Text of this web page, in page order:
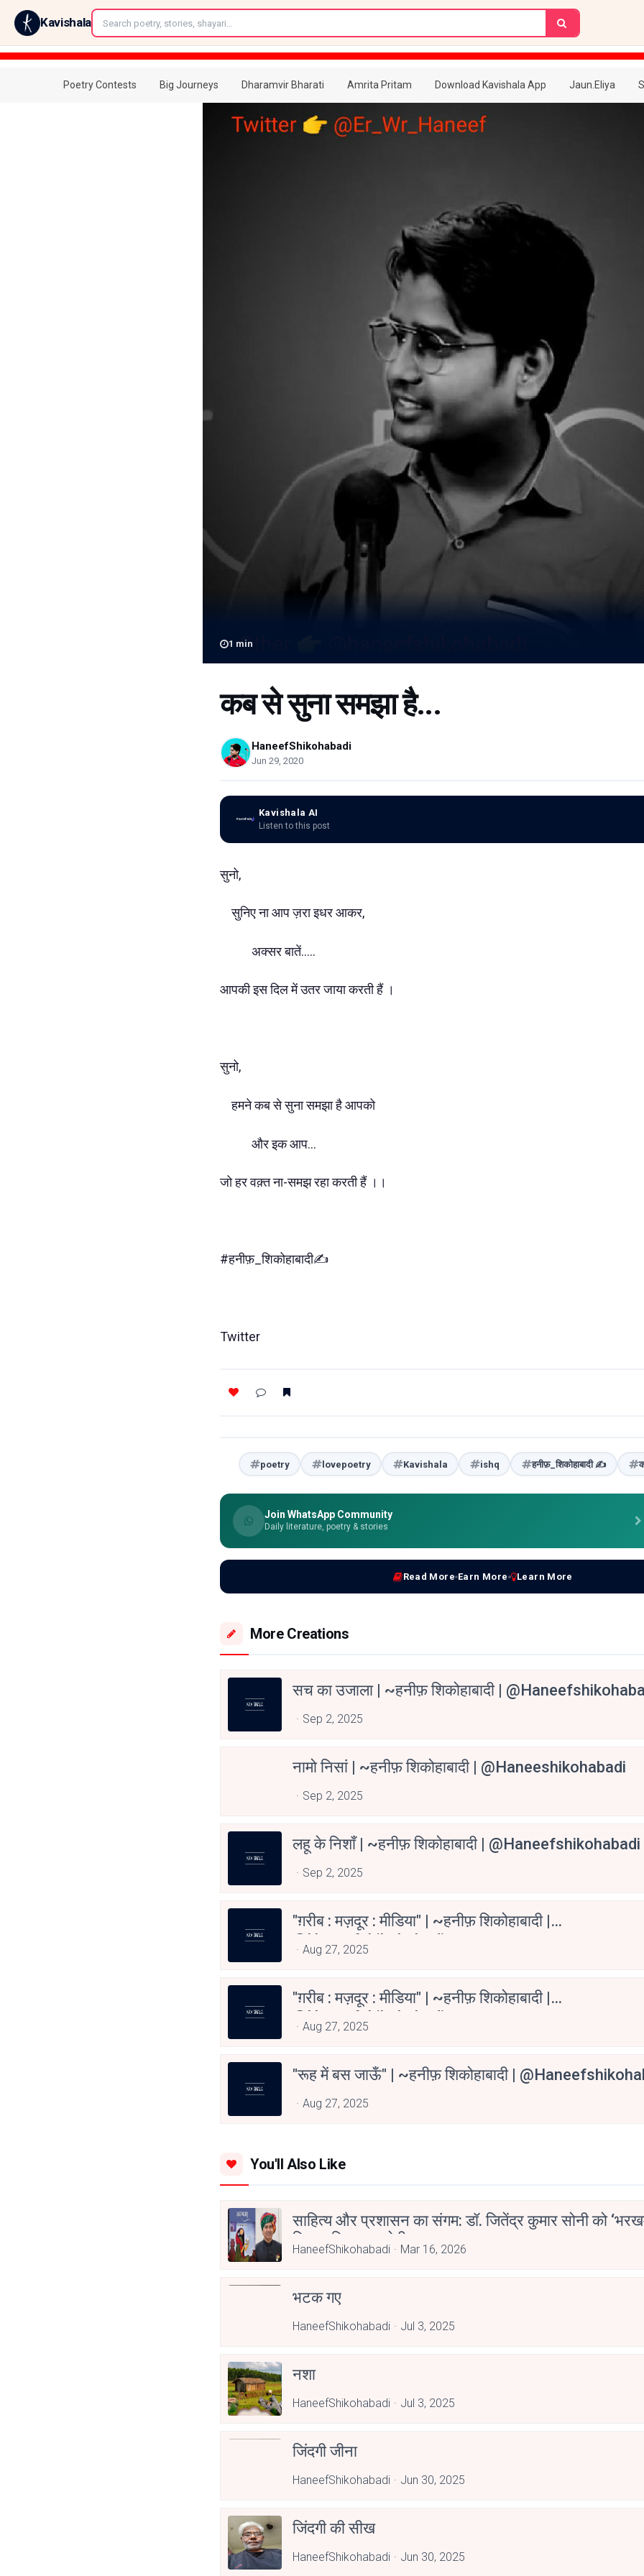
Kavishala
Poetry Contests Big Journeys Dharamvir Bharati Amrita Pritam Download Kavishala App Jaun.Eliya
1 min
कब से सुना समझा है...
HaneefShikohabadi
Jun 29, 2020
Kavishala AI
Listen to this post
सुनो,
सुनिए ना आप ज़रा इधर आकर,
अक्सर बातें.....
आपकी इस दिल में उतर जाया करती हैं ।
सुनो,
हमने कब से सुना समझा है आपको
और इक आप...
जो हर वक़्त ना-समझ रहा करती हैं ।।
#हनीफ़_शिकोहाबादी✍️
Twitter
poetry lovepoetry Kavishala ishq हनीफ़_शिकोहाबादी ✍️
Join WhatsApp Community
Daily literature, poetry & stories
Read More Earn More Learn More
More Creations
सच का उजाला | ~हनीफ़ शिकोहाबादी |
Sep 2, 2025
नामो निसां | ~हनीफ़ शिकोहाबादी | @haneeshikohabadi
Sep 2, 2025
लहू के निशाँ | ~हनीफ़ शिकोहाबादी | @haneefshikohabadi
Sep 2, 2025
"ग़रीब : मज़दूर : मीडिया" | ~हनीफ़ शिकोहाबादी |
@haneefshikohabadi
Aug 27, 2025
"ग़रीब : मज़दूर : मीडिया" | ~हनीफ़ शिकोहाबादी |
@haneefshikohabadi
Aug 27, 2025
"रूह में बस जाऊँ" | ~हनीफ़ शिकोहाबादी |
Aug 27, 2025
You'll Also Like
साहित्य और प्रशासन का संगम: डॉ. जितेंद्र कुमार सोनी को
लिए साहित्य अकादेमी पुरस्कार
HaneefShikohabadi Mar 16, 2026
भटक गए
HaneefShikohabadi Jul 3, 2025
नशा
HaneefShikohabadi Jul 3, 2025
जिंदगी जीना
HaneefShikohabadi Jun 30, 2025
जिंदगी की सीख
HaneefShikohabadi Jun 30, 2025